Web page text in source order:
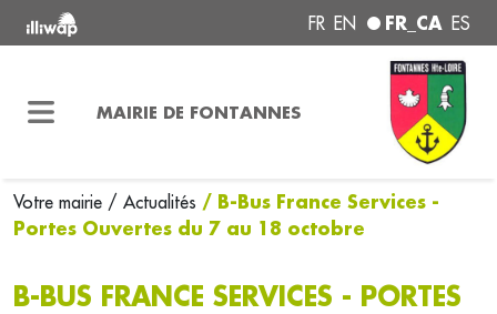
FR EN FR_CA ES
MAIRIE DE FONTANNES
Votre mairie / Actualités / B-Bus France Services -
Portes Ouvertes du 7 au 18 octobre
B-BUS FRANCE SERVICES - PORTES